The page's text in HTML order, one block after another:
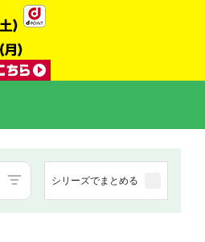
シリーズでまとめる